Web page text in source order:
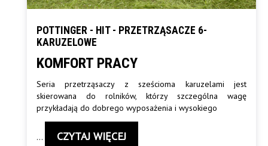
POTTINGER - HIT - PRZETRZĄSACZE 6-
KARUZELOWE
KOMFORT PRACY
Seria przetrząsaczy z sześcioma karuzelami jest
skierowana do rolników, którzy szczególna wagę
przykładają do dobrego wyposażenia i wysokiego
… CZYTAJ WIĘCEJ